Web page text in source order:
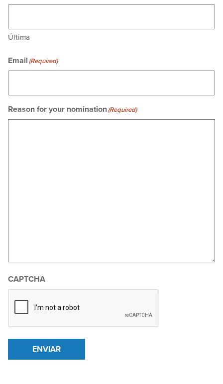
Última
Email (Required)
Reason for your nomination(Required)
CAPTCHA
ENVIAR